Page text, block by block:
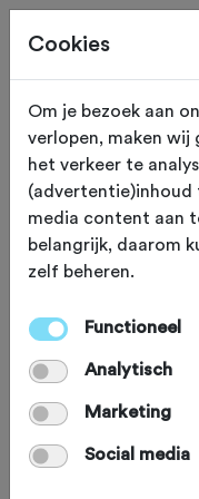
TRAINING
Is tegen
beuken
bergop
Het is een
een eindeloze
zich
Cookies
Om je bezoek aan
verlopen, maken wij
het verkeer te
(advertentie)inhoud
media content aan
belangrijk, daarom
zelf beheren.
Functioneel
Analytisch
Marketing
Social media